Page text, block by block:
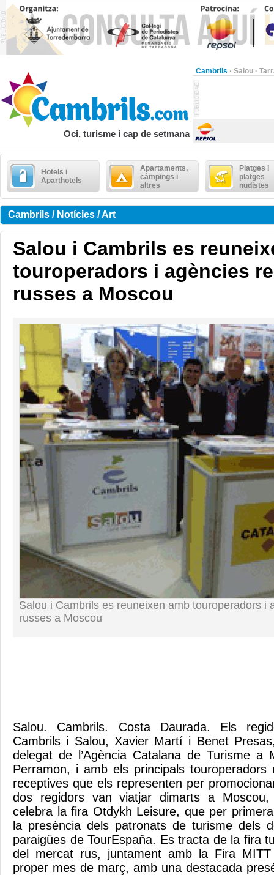
Cambrils · Salou ·
Oci, turisme i cap de setmana
Hotels i
Aparthotels
Apartaments,
càmpings i
altres
Platges i
platges
nudistes
Cambrils / Notícies / Art
Salou i Cambrils es
touroperadors i agències
russes a Moscou
Salou i Cambrils es reuneixen amb touroperadors i
russes a Moscou
Salou. Cambrils. Costa Daurada. Els
Cambrils i Salou, Xavier Martí i Benet
delegat de l’Agència Catalana de Turisme a
Perramon, i amb els principals touroperadors
receptives que els representen per
dos regidors van viatjar dimarts a
celebra la fira Otdykh Leisure, que per
la presència dels patronats de turisme dels
paraigües de TourEspaña. Es tracta de la fira
del mercat rus, juntament amb la Fira
proper mes de març, amb una destacada